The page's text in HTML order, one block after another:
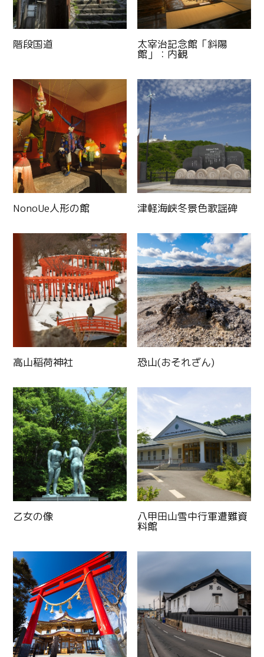
階段国道 太宰治記念館「斜陽
館」：内観
NonoUe人形の館 津軽海峡冬景色歌謡碑
高山稲荷神社 恐山(おそれざん)
乙女の像 八甲田山雪中行軍遭難資
料館
Twitter
Facebook
Copy URL